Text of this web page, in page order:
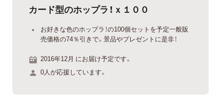
カード型のホップラ！ｘ１００
お好きな色のホップラ！の100個セットを予定一般販
売価格の74％引きで。景品やプレゼントに是非！
2016年12月 にお届け予定です。
0人が応援しています。